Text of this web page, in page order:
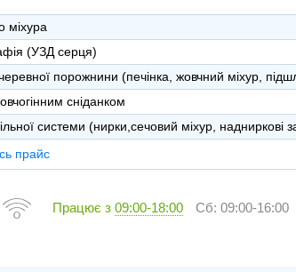
міхура
(УЗД серця)
порожнини (печінка, жовчний міхур,
сніданком
системи (нирки,сечовий міхур, надниркові
прайс
Працює з 09:00-18:00 Сб: 09:00-16:00